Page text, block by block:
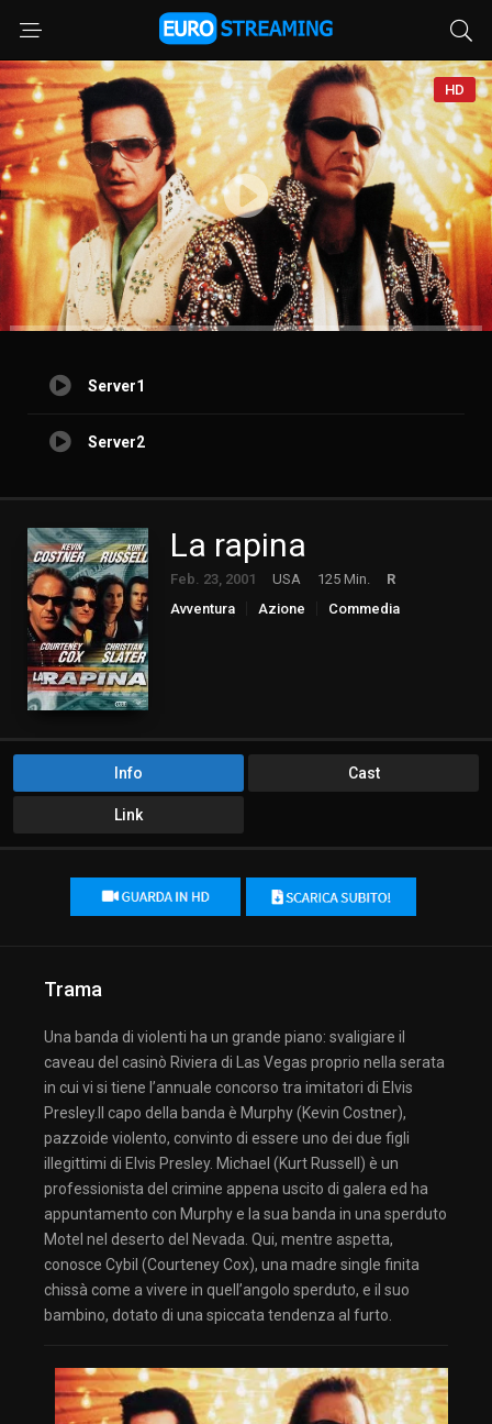
HD
Server1
Server2
La rapina
Feb. 23, 2001 USA 125 Min.
R
Avventura
Azione
Commedia
Info Cast
Link
Trama
Una banda di violenti ha un grande piano: svaligiare il
caveau del casinò Riviera di Las Vegas proprio nella serata
in cui vi si tiene l’annuale concorso tra imitatori di Elvis
Presley.Il capo della banda è Murphy (Kevin Costner),
pazzoide violento, convinto di essere uno dei due figli
illegittimi di Elvis Presley. Michael (Kurt Russell) è un
professionista del crimine appena uscito di galera ed ha
appuntamento con Murphy e la sua banda in una sperduto
Motel nel deserto del Nevada. Qui, mentre aspetta,
conosce Cybil (Courteney Cox), una madre single finita
chissà come a vivere in quell’angolo sperduto, e il suo
bambino, dotato di una spiccata tendenza al furto.